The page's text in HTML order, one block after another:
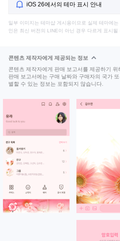
iOS 26에서의 테마 표시 안내
일부 이미지는 테마샵 게시용이므로 실제 테마에
인은 최신 버전의 LINE이 아닌 경우 다르게 표시될
콘텐츠 제작자에게 제공되는 정보
콘텐츠 제작자에게 판매 보고서를 제공하기 위
판매 보고서에는 구매 날짜와 구매자의 국가
별할 수 있는 정보는 포함되지 않습니다.